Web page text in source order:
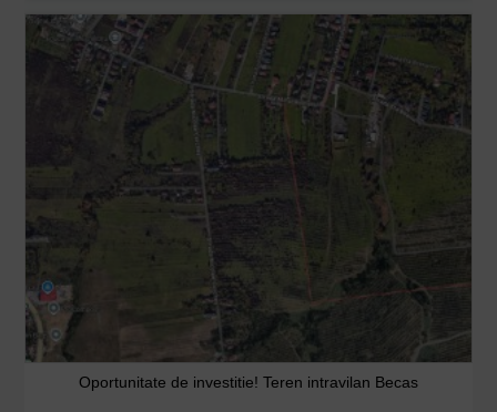
Oportunitate de investitie! Teren intravilan Becas